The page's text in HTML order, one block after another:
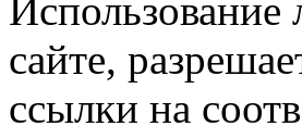
сайте,
ссылки на